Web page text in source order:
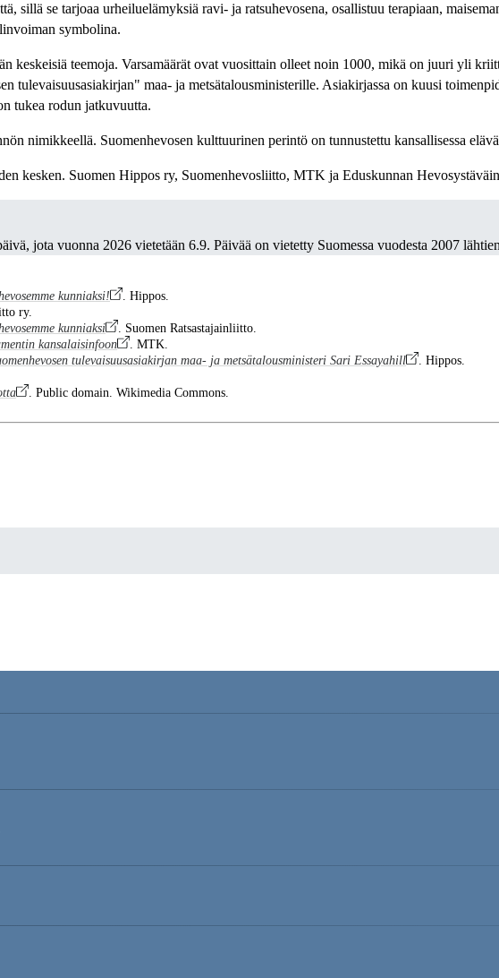
sillä se tarjoaa urheiluelämyksiä ravi- ja ratsuhevosena, osallistuu terapiaan,
symbolina.
keskeisiä teemoja. Varsamäärät ovat vuosittain olleet noin 1000, mikä on juuri yli
tulevaisuusasiakirjan" maa- ja metsätalousministerille. Asiakirjassa on kuusi
tukea rodun jatkuvuutta.
nimikkeellä. Suomenhevosen kulttuurinen perintö on tunnustettu kansallisessa
kesken. Suomen Hippos ry, Suomenhevosliitto, MTK ja Eduskunnan
jota vuonna 2026 vietetään 6.9. Päivää on vietetty Suomessa vuodesta 2007
kunniaksi!
. Hippos.
ry.
kunniaksi
. Suomen Ratsastajainliitto.
kansalaisinfoon
. MTK.
tulevaisuusasiakirjan maa- ja metsätalousministeri Sari Essayahill
. Hippos.
. Public domain. Wikimedia Commons.